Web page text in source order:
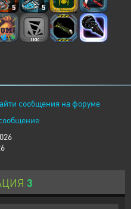
5 5
сообщения на форуме
3